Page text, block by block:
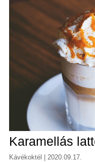
Karamellás
Kávékoktél | 2020.09.17.